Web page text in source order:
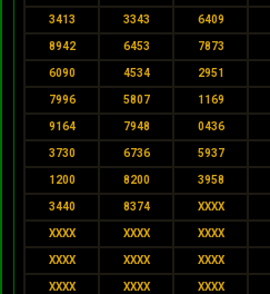
3413 3343 6409
8942 6453 7873
6090 4534 2951
7996 5807 1169
9164 7948 0436
3730 6736 5937
1200 8200 3958
3440 8374 XXXX
XXXX XXXX XXXX
XXXX XXXX XXXX
XXXX XXXX XXXX